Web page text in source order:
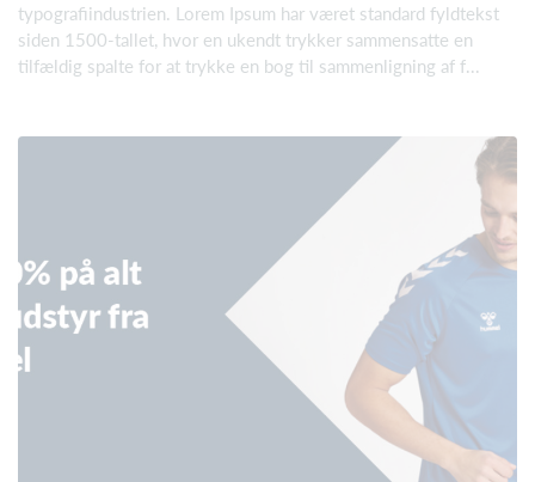
typografiindustrien. Lorem Ipsum har været standard fyldtekst
siden 1500-tallet, hvor en ukendt trykker sammensatte en
tilfældig spalte for at trykke en bog til sammenligning af f...